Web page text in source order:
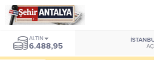
ALTIN
6.488,95